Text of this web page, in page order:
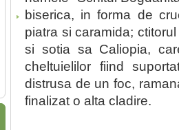
biserica, in forma de
piatra si caramida;
si sotia sa Caliopia,
cheltuielilor fiind
distrusa de un foc,
finalizat o alta cladire.